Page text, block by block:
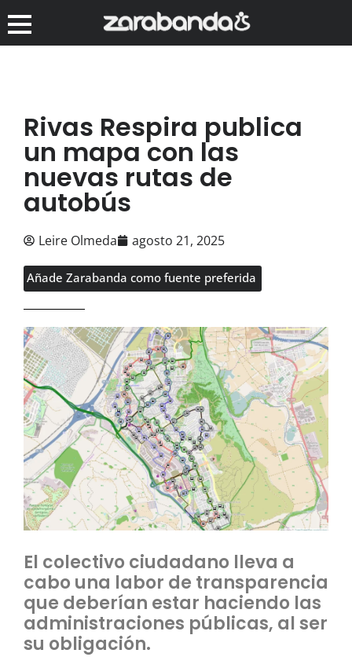
Rivas Respira publica
un mapa con las
nuevas rutas de
autobús
Leire Olmeda agosto 21, 2025
Añade Zarabanda como fuente preferida
El colectivo ciudadano lleva a
cabo una labor de transparencia
que deberían estar haciendo las
administraciones públicas, al ser
su obligación.